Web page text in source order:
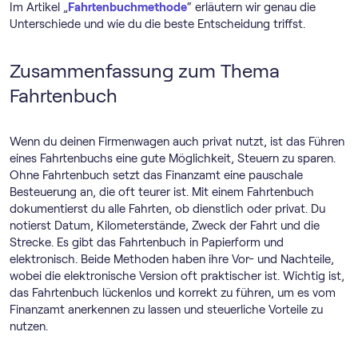
Im Artikel „ Fahrtenbuchmethode“ erläutern wir genau die
Unterschiede und wie du die beste Entscheidung triffst.
Zusammenfassung zum Thema
Fahrtenbuch
Wenn du deinen Firmenwagen auch privat nutzt, ist das Führen
eines Fahrtenbuchs eine gute Möglichkeit, Steuern zu sparen.
Ohne Fahrtenbuch setzt das Finanzamt eine pauschale
Besteuerung an, die oft teurer ist. Mit einem Fahrtenbuch
dokumentierst du alle Fahrten, ob dienstlich oder privat. Du
notierst Datum, Kilometerstände, Zweck der Fahrt und die
Strecke. Es gibt das Fahrtenbuch in Papierform und
elektronisch. Beide Methoden haben ihre Vor- und Nachteile,
wobei die elektronische Version oft praktischer ist. Wichtig ist,
das Fahrtenbuch lückenlos und korrekt zu führen, um es vom
Finanzamt anerkennen zu lassen und steuerliche Vorteile zu
nutzen.